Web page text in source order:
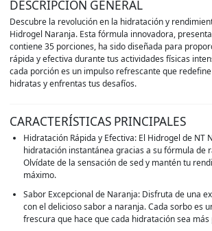
DESCRIPCIÓN GENERAL
Descubre la revolución en la hidratación y
Hidrogel Naranja. Esta fórmula innovadora,
contiene 35 porciones, ha sido diseñada para
rápida y efectiva durante tus actividades físicas
cada porción es un impulso refrescante que
hidratas y enfrentas tus desafíos.
CARACTERÍSTICAS PRINCIPALES
Hidratación Rápida y Efectiva: El Hidrogel de NT
hidratación instantánea gracias a su fórmula de
Olvídate de la sensación de sed y mantén tu
máximo.
Sabor Excepcional de Naranja: Disfruta de una
con el delicioso sabor a naranja. Cada sorbo es
frescura que hace que cada hidratación sea